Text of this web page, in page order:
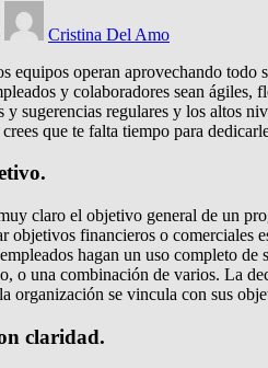
Cristina Del Amo
equipos operan aprovechando
y colaboradores sean
y sugerencias regulares y los altos
que te falta tiempo para
claro el objetivo general de un
objetivos financieros o comerciales
hagan un uso completo
o una combinación de varios. La
organización se vincula con sus
claridad.